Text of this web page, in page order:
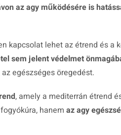
az agy működésére is
kapcsolat lehet az étrend és a
sem jelent védelmet
egészséges öregedést.
, amely a mediterrán étrend
hanem az agy